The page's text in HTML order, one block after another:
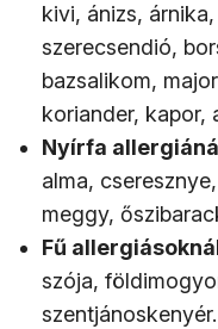
kivi, ánizs,
szerecsendió,
bazsalikom,
koriander, kapor,
Nyírfa
alma,
meggy,
Fű
szója,
szentjánoskenyér.